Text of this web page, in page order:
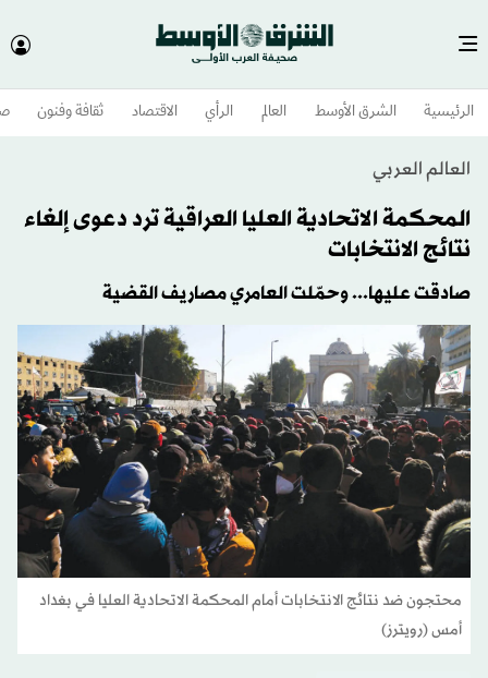
الرئيسية الشرق الأوسط​ العالم الرأي الاقتصاد ثقافة وفنون
العالم العربي
المحكمة الاتحادية العليا العراقية ترد دعوى إلغاء
نتائج الانتخابات
صادقت عليها... وحمّلت العامري مصاريف القضية
محتجون ضد نتائج الانتخابات أمام المحكمة الاتحادية العليا في بغداد
أمس (رويترز)